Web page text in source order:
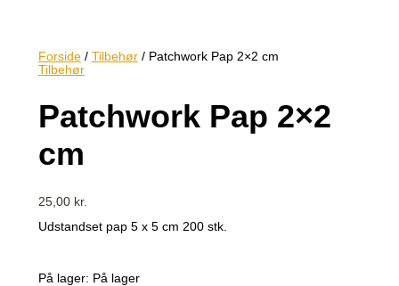
Forside/ Tilbehør/ Patchwork Pap 2×2 cm
Tilbehør
Patchwork Pap 2×2
cm
25,00 kr.
Udstandset pap 5 x 5 cm 200 stk.
På lager: På lager